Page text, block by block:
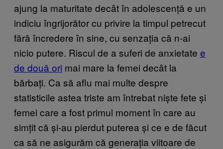
ajung la maturitate decât în adolescență e un
indiciu îngrijorător cu privire la timpul petrecut
fără încredere în sine, cu senzația că n-ai
nicio putere. Riscul de a suferi de anxietate e
de două ori mai mare la femei decât la
bărbați. Ca să aflu mai multe despre
statisticile astea triste am întrebat niște fete și
femei care a fost primul moment în care au
simțit că și-au pierdut puterea și ce e de făcut
ca să ne asigurăm că generația viitoare de